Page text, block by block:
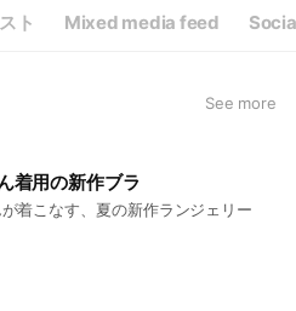
ト Mixed media feed
See more
着用の新作ブラ
着こなす、夏の新作ランジェリー